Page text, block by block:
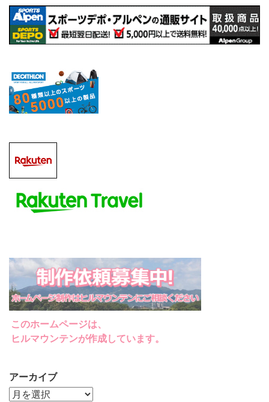
このホームページは、
ヒルマウンテンが作成しています。
アーカイブ